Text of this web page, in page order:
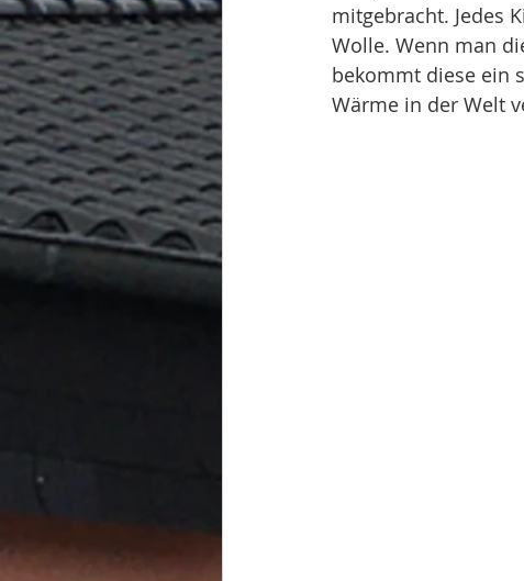
mitgebracht. Jedes
Wolle. Wenn man
bekommt diese ein
Wärme in der Welt